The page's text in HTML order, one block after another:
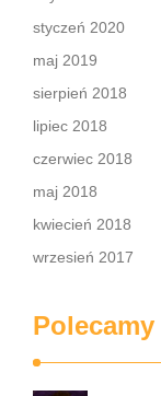
styczeń 2020
maj 2019
sierpień 2018
lipiec 2018
czerwiec 2018
maj 2018
kwiecień 2018
wrzesień 2017
Polecamy